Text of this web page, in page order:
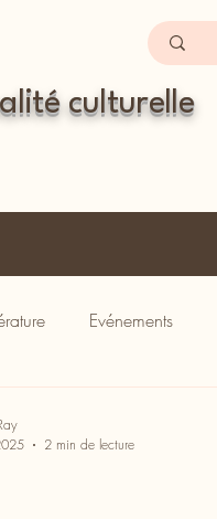
culturelle
Evénements
2 min de lecture